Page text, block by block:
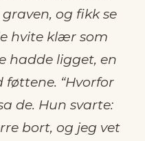
og fikk se
hvite klær som
hadde ligget, en
føttene. “Hvorfor
de. Hun svarte:
bort, og jeg vet